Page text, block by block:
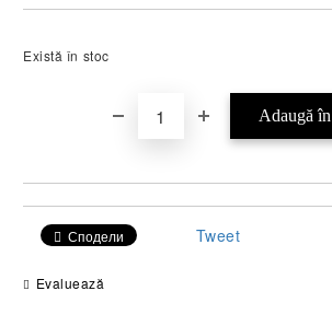
Există în stoc
Сподели Tweet
Evaluează